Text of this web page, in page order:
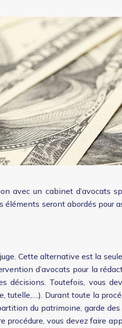
avec un cabinet d’avocats
seront abordés pour
Cette alternative est la
d’avocats pour la
décisions. Toutefois, vous
Durant toute la
du patrimoine, garde
vous devez faire